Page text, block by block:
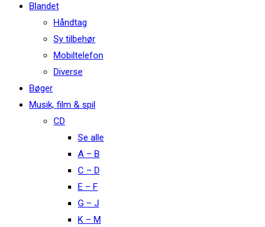
Blandet
Håndtag
Sy tilbehør
Mobiltelefon
Diverse
Bøger
Musik, film & spil
CD
Se alle
A – B
C – D
E – F
G – J
K – M